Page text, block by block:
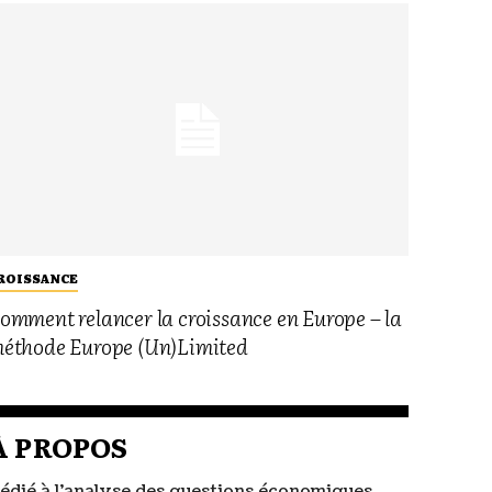
relancer la croissance en Europe – la
Europe (Un)Limited
PROPOS